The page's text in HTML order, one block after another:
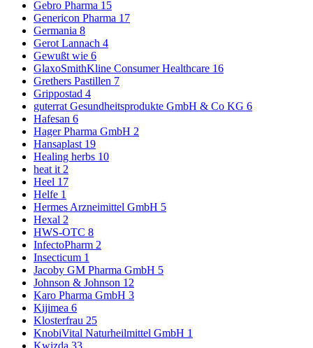
Gebro Pharma 15
Genericon Pharma 17
Germania 8
Gerot Lannach 4
Gewußt wie 6
GlaxoSmithKline Consumer Healthcare 16
Grethers Pastillen 7
Grippostad 4
guterrat Gesundheitsprodukte GmbH & Co KG 6
Hafesan 6
Hager Pharma GmbH 2
Hansaplast 19
Healing herbs 10
heat it2
Heel 17
Helfe 1
Hermes Arzneimittel GmbH 5
Hexal 2
HWS-OTC 8
InfectoPharm 2
Insecticum 1
Jacoby GM Pharma GmbH 5
Johnson & Johnson 12
Karo Pharma GmbH 3
Kijimea 6
Klosterfrau 25
KnobiVital Naturheilmittel GmbH 1